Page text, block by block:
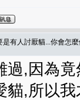
是有人討厭貓...你會怎
過,因為
貓,所以